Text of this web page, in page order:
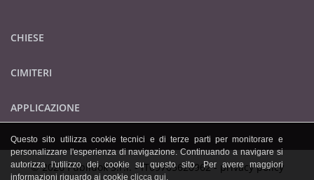
CHIESE
CIMITERI
APPLICAZIONE
© 2026 Publidok S.r.l. - IT09705620962 - privacy policy
Questo sito utilizza cookie tecnici e di terze parti per monitorare e
personalizzare l'esperienza di navigazione. Continuando a navigare si
autorizza l'utilizzo dei cookie su questo sito. Per avere maggiori
informazioni riguardo ai cookie clicca qui.